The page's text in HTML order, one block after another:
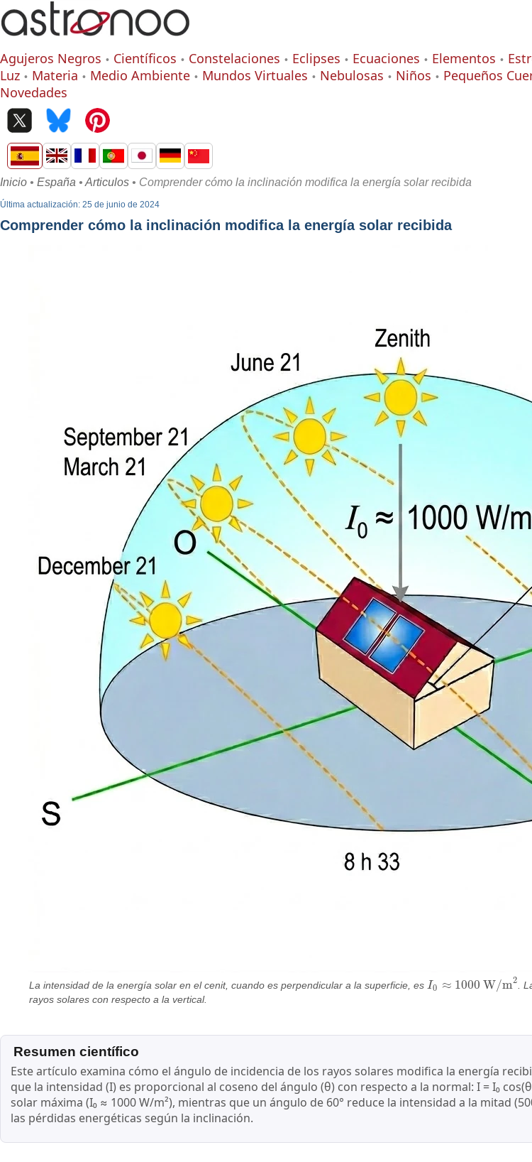
Agujeros Negros Científicos Constelaciones Eclipses Ecuaciones Elementos
Luz
Materia Medio Ambiente Mundos Virtuales Nebulosas Niños Pequeños
Novedades
Inicio • España • Articulos • Comprender cómo la inclinación modifica la energía solar recibida
Última actualización: 25 de junio de 2024
Comprender cómo la inclinación modifica la energía solar recibida
La intensidad de la energía solar en el cenit, cuando es perpendicular a la superficie, es I0 ≈ 1000 W/m2
I0≈ 1000W/m2
.
rayos solares con respecto a la vertical.
Resumen científico
Este artículo examina cómo el ángulo de incidencia de los rayos solares modifica la energía
que la intensidad (I) es proporcional al coseno del ángulo (θ) con respecto a la normal: I = I₀
solar máxima (I₀ ≈ 1000 W/m²), mientras que un ángulo de 60° reduce la intensidad a la mitad
las pérdidas energéticas según la inclinación.